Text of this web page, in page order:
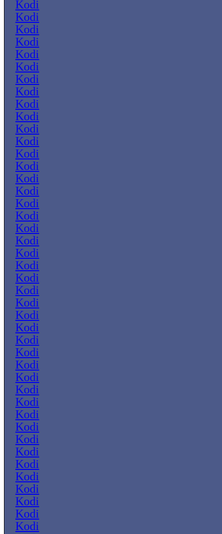
Kodi
Kodi
Kodi
Kodi
Kodi
Kodi
Kodi
Kodi
Kodi
Kodi
Kodi
Kodi
Kodi
Kodi
Kodi
Kodi
Kodi
Kodi
Kodi
Kodi
Kodi
Kodi
Kodi
Kodi
Kodi
Kodi
Kodi
Kodi
Kodi
Kodi
Kodi
Kodi
Kodi
Kodi
Kodi
Kodi
Kodi
Kodi
Kodi
Kodi
Kodi
Kodi
Kodi